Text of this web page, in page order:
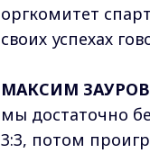
оргкомитет
своих успехах
МАКСИМ
мы достаточно
3:3, потом